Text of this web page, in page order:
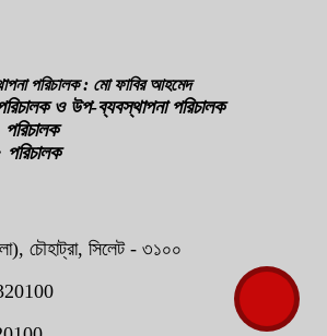
পরিচালক : মো ফাবির আহমেদ
ও উপ-ব্যবস্থাপনা পরিচালক
চৌহাট্রা, সিলেট - ৩১০০